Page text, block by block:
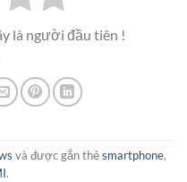
là người đầu tiên !
và được gắn thẻsmartphone,
.